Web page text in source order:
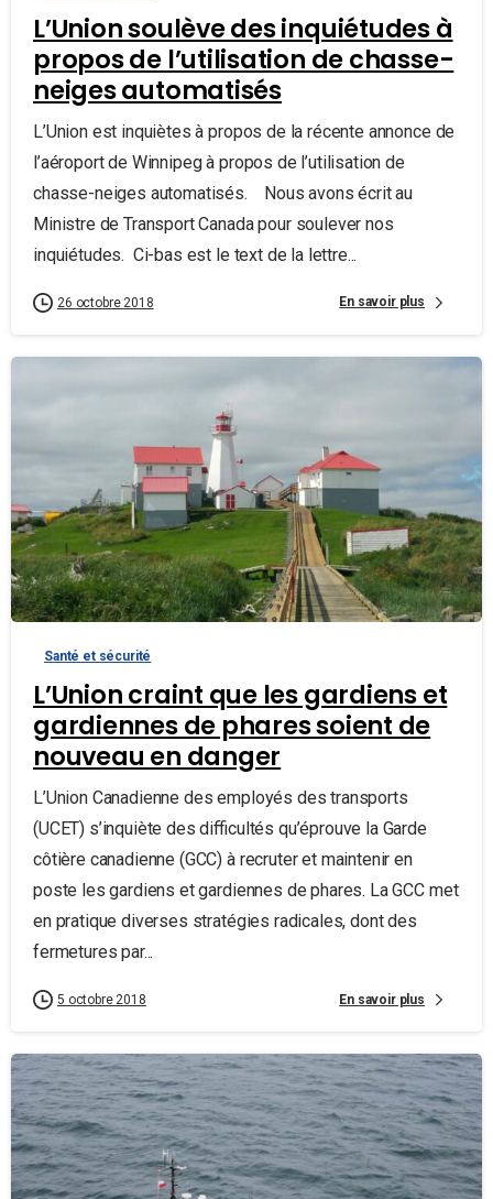
L’Union soulève des inquiétudes à
propos de l’utilisation de chasse-
neiges automatisés
L’Union est inquiètes à propos de la récente annonce de
l’aéroport de Winnipeg à propos de l’utilisation de
chasse-neiges automatisés. Nous avons écrit au
Ministre de Transport Canada pour soulever nos
inquiétudes. Ci-bas est le text de la lettre...
26 octobre 2018 En savoir plus
Santé et sécurité
L’Union craint que les gardiens et
gardiennes de phares soient de
nouveau en danger
L’Union Canadienne des employés des transports
(UCET) s’inquiète des difficultés qu’éprouve la Garde
côtière canadienne (GCC) à recruter et maintenir en
poste les gardiens et gardiennes de phares. La GCC met
en pratique diverses stratégies radicales, dont des
fermetures par...
5 octobre 2018 En savoir plus